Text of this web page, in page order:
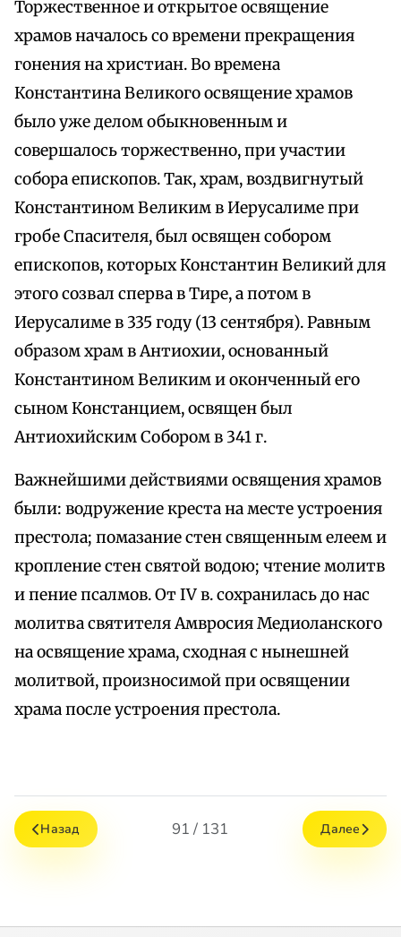
Торжественное и открытое освящение
храмов началось со времени прекращения
гонения на христиан. Во времена
Константина Великого освящение храмов
было уже делом обыкновенным и
совершалось торжественно, при участии
собора епископов. Так, храм, воздвигнутый
Константином Великим в Иерусалиме при
гробе Спасителя, был освящен собором
епископов, которых Константин Великий для
этого созвал сперва в Тире, а потом в
Иерусалиме в 335 году (13 сентября). Равным
образом храм в Антиохии, основанный
Константином Великим и оконченный его
сыном Констанцием, освящен был
Антиохийским Собором в 341 г.
Важнейшими действиями освящения храмов
были: водружение креста на месте устроения
престола; помазание стен священным елеем и
кропление стен святой водою; чтение молитв
и пение псалмов. От IV в. сохранилась до нас
молитва святителя Амвросия Медиоланского
на освящение храма, сходная с нынешней
молитвой, произносимой при освящении
храма после устроения престола.
Назад 91 / 131 Далее